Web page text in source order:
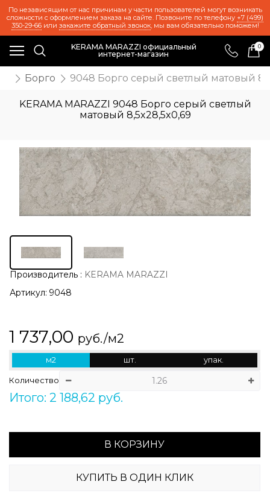
По независящим от нас причинам у части пользователей могут возникать
сложности с оформлением заказа на сайте. Позвоните по телефону +7 (499)
350-29-66или закажите обратный звонок, мы вам обязательно поможем!
KERAMA MARAZZI официальный
интернет-магазин
0
Борго 9048 Борго серый светлый матовый
KERAMA MARAZZI 9048 Борго серый светлый
матовый 8,5x28,5x0,69
Производитель : KERAMA MARAZZI
Артикул: 9048
1 737,00 руб./м2
м2 шт. упак.
Количество
Итого: 2 188,62 руб.
В КОРЗИНУ
КУПИТЬ В ОДИН КЛИК